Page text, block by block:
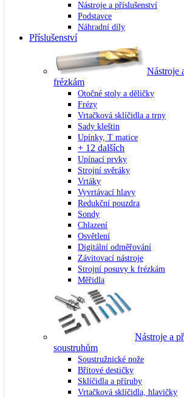
Nástroje a příslušenství
Podstavce
Náhradní díly
Příslušenství
Nástroje
frézkám
Otočné stoly a děličky
Frézy
Vrtačková sklíčidla a trny
Sady kleštin
Upínky, T matice
+ 12 dalších
Upínací prvky
Strojní svěráky
Vrtáky
Vyvrtávací hlavy
Redukční pouzdra
Sondy
Chlazení
Osvětlení
Digitální odměřování
Závitovací nástroje
Strojní posuvy k frézkám
Měřidla
Nástroje a
soustruhům
Soustružnické nože
Břitové destičky
Sklíčidla a příruby
Vrtačková sklíčidla, hlavičky